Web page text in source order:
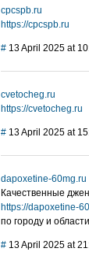
cpcspb.ru
https://cpcspb.ru
# 13 April 2025 at
cvetocheg.ru
https://cvetocheg.ru
# 13 April 2025 at
dapoxetine-60mg.ru
Качественные
https://dapoxetine-
по городу и
# 13 April 2025 at